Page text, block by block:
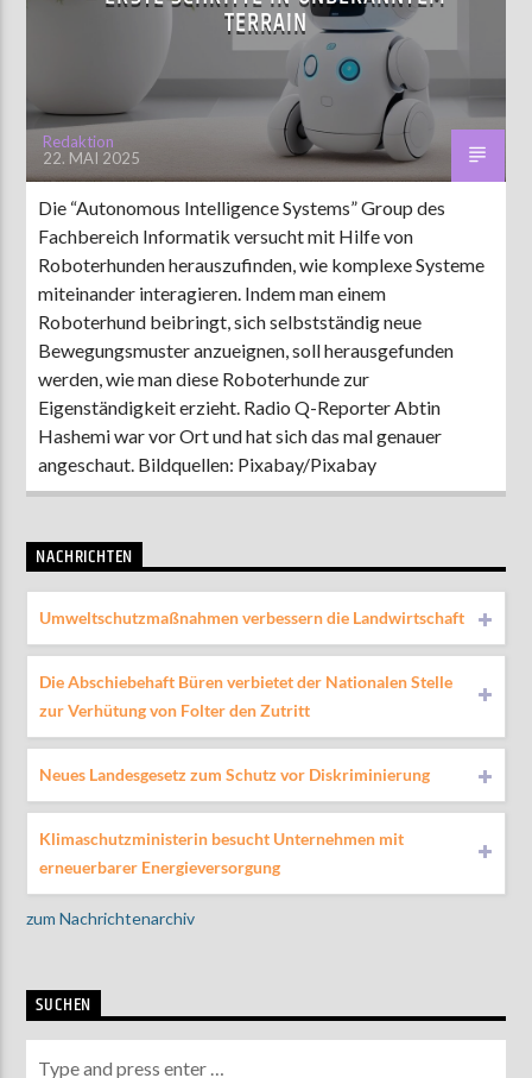
AKTUELLE SENDUNG
MOEBIUS
12:00
ZU HÖREN INMünster 90,9 MHz Steinfurt103,9 MHz
TERRAIN
Redaktion
22. MAI 2025
Die “Autonomous Intelligence Systems” Group des
Fachbereich Informatik versucht mit Hilfe von
Roboterhunden herauszufinden, wie komplexe Systeme
miteinander interagieren. Indem man einem
Roboterhund beibringt, sich selbstständig neue
Bewegungsmuster anzueignen, soll herausgefunden
werden, wie man diese Roboterhunde zur
Eigenständigkeit erzieht. Radio Q-Reporter Abtin
Hashemi war vor Ort und hat sich das mal genauer
angeschaut. Bildquellen: Pixabay/Pixabay
NACHRICHTEN
Umweltschutzmaßnahmen verbessern die Landwirtschaft
Die Abschiebehaft Büren verbietet der Nationalen Stelle
zur Verhütung von Folter den Zutritt
Neues Landesgesetz zum Schutz vor Diskriminierung
Klimaschutzministerin besucht Unternehmen mit
erneuerbarer Energieversorgung
zum Nachrichtenarchiv
SUCHEN